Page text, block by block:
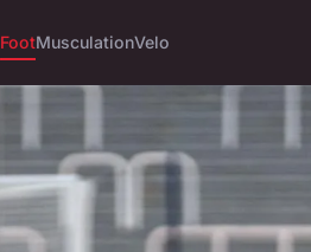
FootMusculationVelo